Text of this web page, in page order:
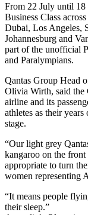
From 22 July until 18
Business Class
Dubai, Los Angeles,
Johannesburg and
part of the unofficial
and Paralympians.
Qantas Group Head
Olivia Wirth, said the
airline and its
athletes as their
stage.
“Our light grey
kangaroo on the
appropriate to turn
women representing
“It means people
their sleep.”